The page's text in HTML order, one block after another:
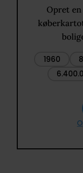
Opret
1960